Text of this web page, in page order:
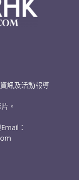
訊及活動報導
。
：